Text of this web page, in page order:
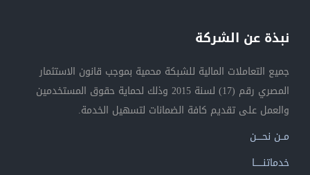
نبذة عن الشركة
جميع التعاملات المالية للشبكة محمية بموجب قانون الاستثمار
المصري رقم (17) لسنة 2015 وذلك لحماية حقوق المستخدمين
والعمل على تقديم كافة الضمانات لتسهيل الخدمة.
مــن نحــــن
خدماتنــــــا